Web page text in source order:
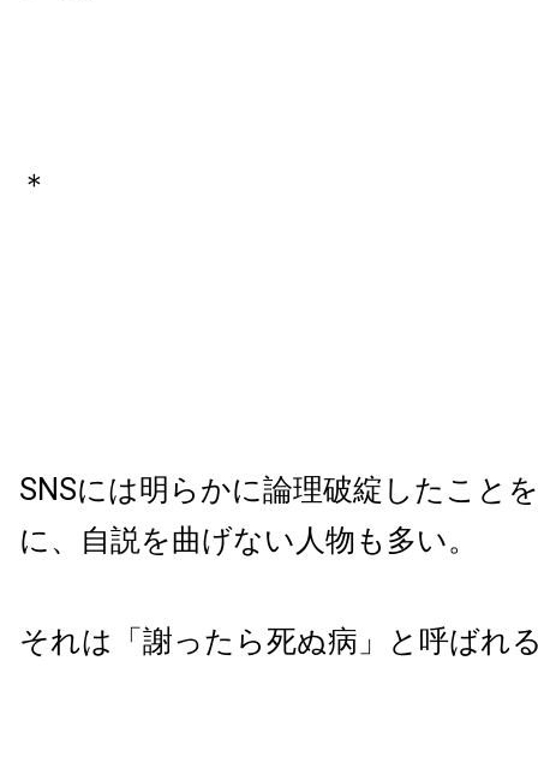
＊
SNSには明らかに論理破綻したこと
に、自説を曲げない人物も多い。
それは「謝ったら死ぬ病」と呼ばれ